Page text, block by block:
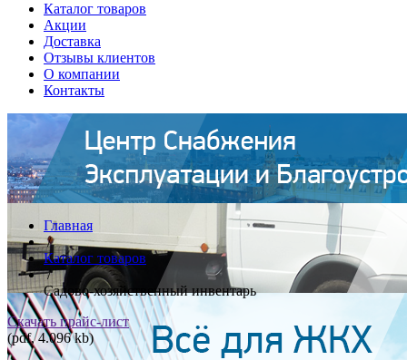
Каталог товаров
Акции
Доставка
Отзывы клиентов
О компании
Контакты
Главная
/
Каталог товаров
/
Садово-хозяйственный инвентарь
Скачать прайс-лист
(pdf, 4.096 kb)